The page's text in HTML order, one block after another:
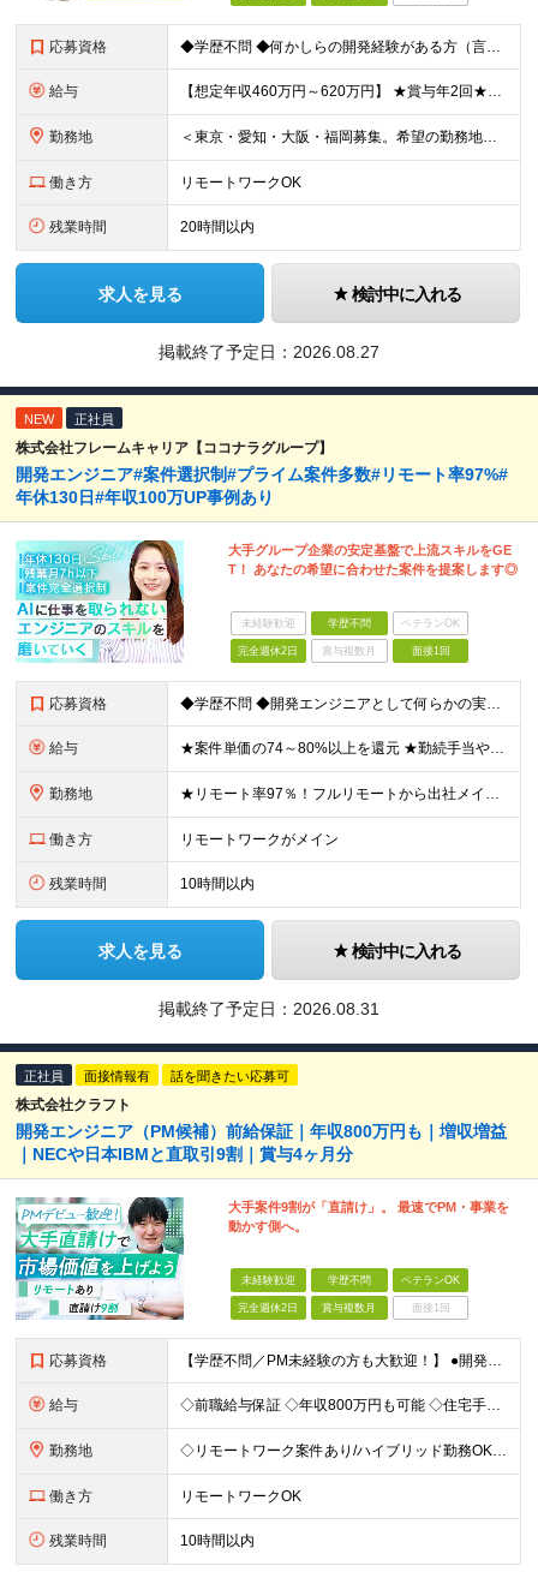
応募資格 ◆学歴不問 ◆何かしらの開発経験がある方（言語不問） ＜以下のような方を歓迎します＞ ◎自社プロダクト開発に携わりたい方 ◎新しいサービスの企画から挑戦してみたい方 ◎これまでの経験を活かし管理職を
給与 【想定年収460万円～620万円】 ★賞与年2回★勤務地手当あり 月給30万円～41万円 ＜各種手当＞ ■勤務地手当（東京2万円／月、大阪1万円／月、名古屋5000円／月） ■通勤手当（月額5万円ま
勤務地 ＜東京・愛知・大阪・福岡募集。希望の勤務地で働けます＞ 希望通りの配属＆転勤も基本なし！ 「プロジェクト人員の枠を広げたい」などといった、 会社からの強制的な異動・出向依頼はありません。 ■東京オフ
働き方 リモートワークOK
残業時間 20時間以内
求人を見る 検討中に入れる
掲載終了予定日： 2026.08.27
NEW 正社員
株式会社フレームキャリア【ココナラグループ】
開発エンジニア#案件選択制#プライム案件多数#リモート率97%#
年休130日#年収100万UP事例あり
大手グループ企業の安定基盤で上流スキルをGE
T！ あなたの希望に合わせた案件を提案します◎
未経験歓迎 学歴不問 ベテランOK
完全週休2日 賞与複数月 面接1回
応募資格 ◆学歴不問 ◆開発エンジニアとして何らかの実務経験をお持ちの方 ※経験年数は問いません。 ≪こんな方にピッタリ≫ □ 今の現場のまま給与を上げたい □ 毎日コードを書くだけの環境から抜け出したい □
給与 ★案件単価の74～80%以上を還元 ★勤続手当やリーダー手当の他に社員同士でのランチ代手当などのちょっと嬉しい手当も。 月給30万円～70万円＋各種手当＋賞与（年1回/実績による） ※経験・スキルを
勤務地 ★リモート率97％！フルリモートから出社メインまで、希望に合わせて選べます ★全国47都道府県のプロジェクト先で勤務可能。転勤はありません！ ＜本社＞ 東京都渋谷区渋谷2-19-15 宮益坂ビルディ
働き方 リモートワークがメイン
残業時間 10時間以内
求人を見る 検討中に入れる
掲載終了予定日： 2026.08.31
正社員 面接情報有 話を聞きたい応募可
株式会社クラフト
開発エンジニア（PM候補）前給保証｜年収800万円も｜増収増益
｜NECや日本IBMと直取引9割｜賞与4ヶ月分
大手案件9割が「直請け」。 最速でPM・事業を
動かす側へ。
未経験歓迎 学歴不問 ベテランOK
完全週休2日 賞与複数月 面接1回
応募資格 【学歴不問／PM未経験の方も大歓迎！】 ●開発エンジニアとしての実務経験をお持ちの方 ～採用担当者より～ 「PM経験が一切ない」という方もご心配なく！ 面接で一番大切にしているのは「これまでどんな業
給与 ◇前職給与保証 ◇年収800万円も可能 ◇住宅手当・賞与年間4か月支給実績あり＋業績により、別途決算賞与あり 【PM・PL候補】 数名規模のチームでの進捗管理や、後輩・メンバーの指導・フォロー経験が
勤務地 ◇リモートワーク案件あり/ハイブリッド勤務OK 【本社】東京都豊島区高田3-14-29 KDX高田馬場ビル2F ┗都内、神奈川県のプロジェクト先での勤務もございます。 ＜プロジェクト先エリア例＞
働き方 リモートワークOK
残業時間 10時間以内